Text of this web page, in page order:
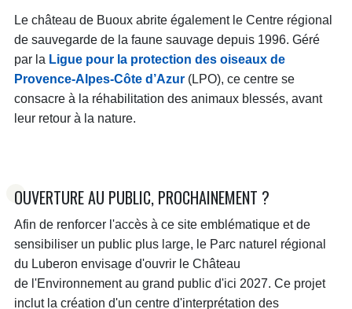
Le château de Buoux abrite également le Centre régional
de sauvegarde de la faune sauvage depuis 1996. Géré
par la Ligue pour la protection des oiseaux de
Provence-Alpes-Côte d’Azur(LPO), ce centre se
consacre à la réhabilitation des animaux blessés, avant
leur retour à la nature.
OUVERTURE AU PUBLIC, PROCHAINEMENT ?
Afin de renforcer l'accès à ce site emblématique et de
sensibiliser un public plus large, le Parc naturel régional
du Luberon envisage d'ouvrir le Château
de l'Environnement au grand public d'ici 2027. Ce projet
inclut la création d'un centre d'interprétation des